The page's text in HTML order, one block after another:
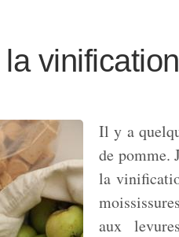
vinification
Il y a
de pomme.
la
moississures
aux